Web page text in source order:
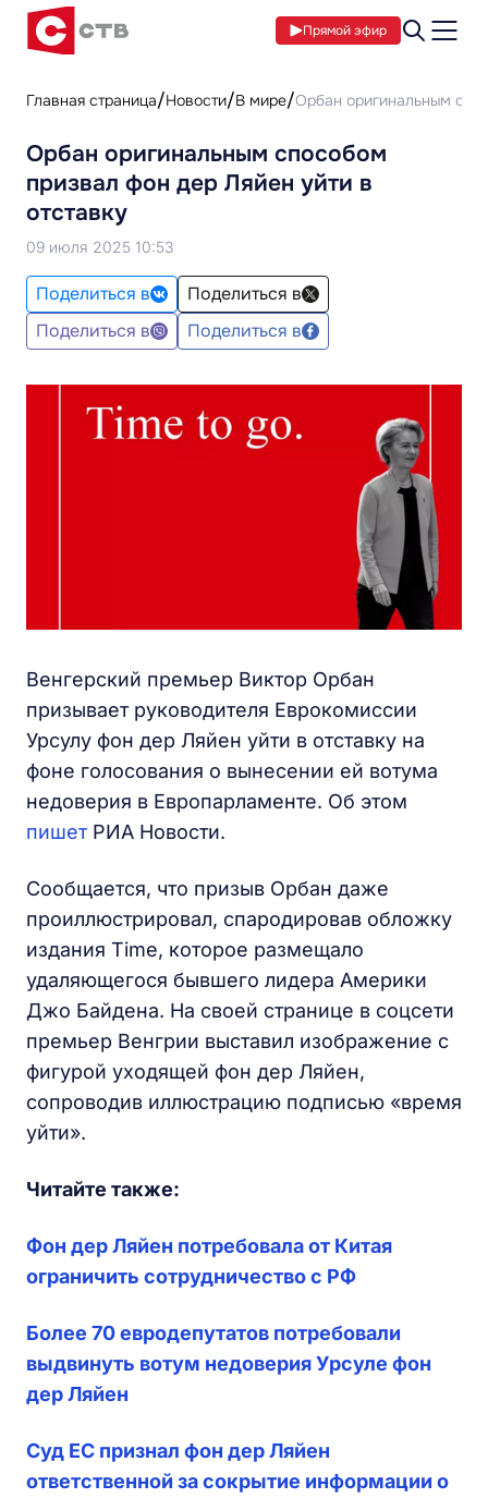
Прямой эфир
Главная страница Новости В мире Орбан оригинальным
Орбан оригинальным способом
призвал фон дер Ляйен уйти в
отставку
09 июля 2025 10:53
Поделиться в
Поделиться в
Поделиться в
Поделиться в
Венгерский премьер Виктор Орбан
призывает руководителя Еврокомиссии
Урсулу фон дер Ляйен уйти в отставку на
фоне голосования о вынесении ей вотума
недоверия в Европарламенте. Об этом
пишетРИА Новости.
Сообщается, что призыв Орбан даже
проиллюстрировал, спародировав обложку
издания Time, которое размещало
удаляющегося бывшего лидера Америки
Джо Байдена. На своей странице в соцсети
премьер Венгрии выставил изображение с
фигурой уходящей фон дер Ляйен,
сопроводив иллюстрацию подписью «время
уйти».
Читайте также:
Фон дер Ляйен потребовала от Китая
ограничить сотрудничество с РФ
Более 70 евродепутатов потребовали
выдвинуть вотум недоверия Урсуле фон
дер Ляйен
Суд ЕС признал фон дер Ляйен
ответственной за сокрытие информации о